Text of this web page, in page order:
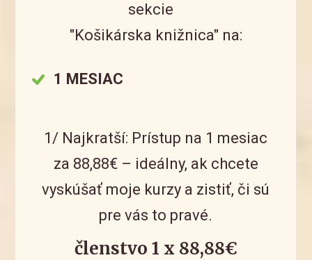
sekcie
"Košikárska knižnica" na:
1 MESIAC
1/ Najkratší: Prístup na 1 mesiac
za 88,88€ – ideálny, ak chcete
vyskúšať moje kurzy a zistiť, či sú
pre vás to pravé.
členstvo 1 x 88,88€